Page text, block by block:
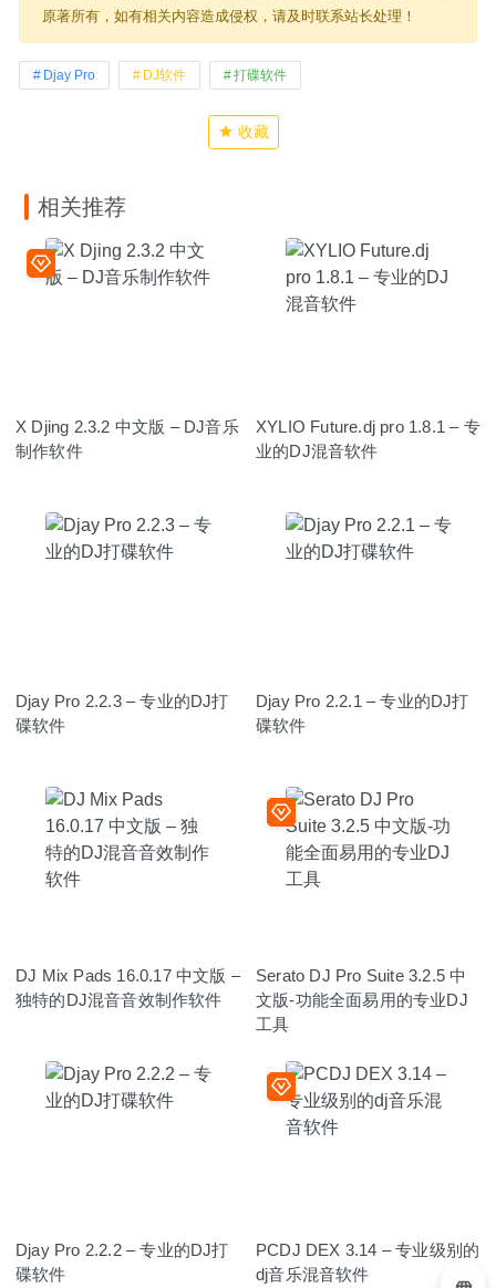
原著所有，如有相关内容造成侵权，请及时联系站长处理！
Djay Pro DJ软件 打碟软件
收藏
相关推荐
X Djing 2.3.2 中文版 – DJ音乐
制作软件
XYLIO Future.dj pro 1.8.1 – 专
业的DJ混音软件
Djay Pro 2.2.3 – 专业的DJ打
碟软件
Djay Pro 2.2.1 – 专业的DJ打
碟软件
DJ Mix Pads 16.0.17 中文版 –
独特的DJ混音音效制作软件
Serato DJ Pro Suite 3.2.5 中
文版-功能全面易用的专业DJ
工具
Djay Pro 2.2.2 – 专业的DJ打
碟软件
PCDJ DEX 3.14 – 专业级别的
dj音乐混音软件